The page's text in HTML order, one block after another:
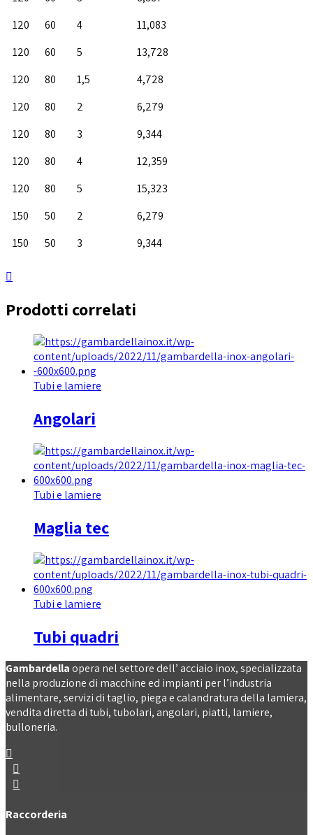
120
60 4
11,083
120
60 5
13,728
120
80 1,5
4,728
120
80 2
6,279
120
80 3
9,344
120
80 4
12,359
120
80 5
15,323
150
50 2
6,279
150
50 3 9,344
Prodotti correlati
Tubi e lamiere
Angolari
Tubi e lamiere
Maglia tec
Tubi e lamiere
Tubi quadri
Gambardellaopera nel settore dell’ acciaio inox, specializzata
nella produzione di macchine ed impianti per l’industria
alimentare, servizi di taglio, piega e calandratura della lamiera,
vendita diretta di tubi, tubolari, angolari, piatti, lamiere,
bulloneria.
Raccorderia